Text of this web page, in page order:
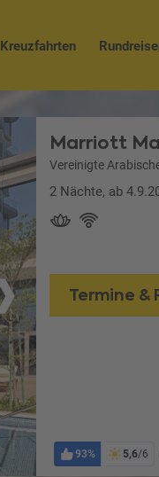
Kreuzfahrten
Marriott
Vereinigte
2 Nächte, ab
Termine &
93% 5,6/6